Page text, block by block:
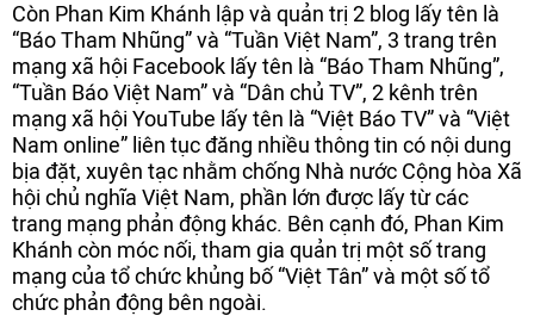
Còn Phan Kim Khánh lập và quản trị 2 blog lấy tên là
“Báo Tham Nhũng” và “Tuần Việt Nam”, 3 trang trên
mạng xã hội Facebook lấy tên là “Báo Tham Nhũng”,
“Tuần Báo Việt Nam” và “Dân chủ TV”, 2 kênh trên
mạng xã hội YouTube lấy tên là “Việt Báo TV” và “Việt
Nam online” liên tục đăng nhiều thông tin có nội dung
bịa đặt, xuyên tạc nhằm chống Nhà nước Cộng hòa Xã
hội chủ nghĩa Việt Nam, phần lớn được lấy từ các
trang mạng phản động khác. Bên cạnh đó, Phan Kim
Khánh còn móc nối, tham gia quản trị một số trang
mạng của tổ chức khủng bố “Việt Tân” và một số tổ
chức phản động bên ngoài.